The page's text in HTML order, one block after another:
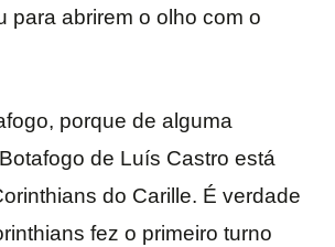
para abrirem o olho com o
porque de alguma
de Luís Castro está
do Carille. É verdade
fez o primeiro turno